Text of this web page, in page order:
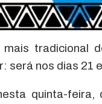
tradicional
será nos dias 21
quinta-feira,